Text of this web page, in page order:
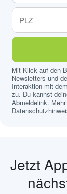
Mit Klick auf den
Newsletters und
Interaktion mit
zu. Du kannst
Abmeldelink.
Jetzt